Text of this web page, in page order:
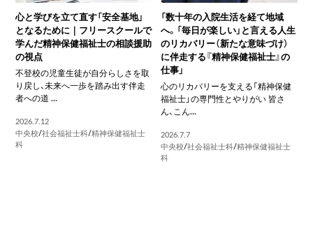
心と学びを立て直す「安全基地」
となるために｜フリースクールで
学んだ精神保健福祉士の相談援助
の視点
不登校の児童生徒が自分らしさを取
り戻し、未来へ一歩を踏み出す伴走
者への道 ...
2026.7.12
中央校/社会福祉士科/精神保健福祉士
科
「数十年の入院生活を経て地域
へ。「毎日が楽しい」と言える人生
のリカバリー（新たな意味づけ）
に伴走する『精神保健福祉士』の
仕事」
心のリカバリーを支える「精神保健
福祉士」の専門性とやりがい 皆さ
ん、こん...
2026.7.7
中央校/社会福祉士科/精神保健福祉士
科